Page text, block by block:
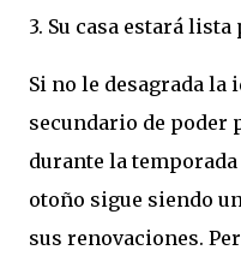
3. Su casa estará
Si no le desagrada la
secundario de poder
durante la
otoño sigue siendo
sus renovaciones.